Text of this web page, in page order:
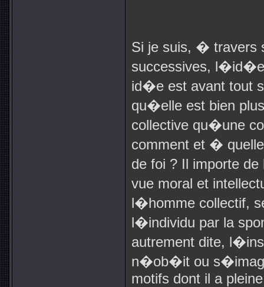
Si je suis, � travers
successives, l�id�e
id�e est avant tout
qu�elle est bien
collective qu�une
comment et �
de foi ? Il importe
vue moral et
l�homme collectif,
l�individu par la
autrement dite,
n�ob�it ou
motifs dont il a